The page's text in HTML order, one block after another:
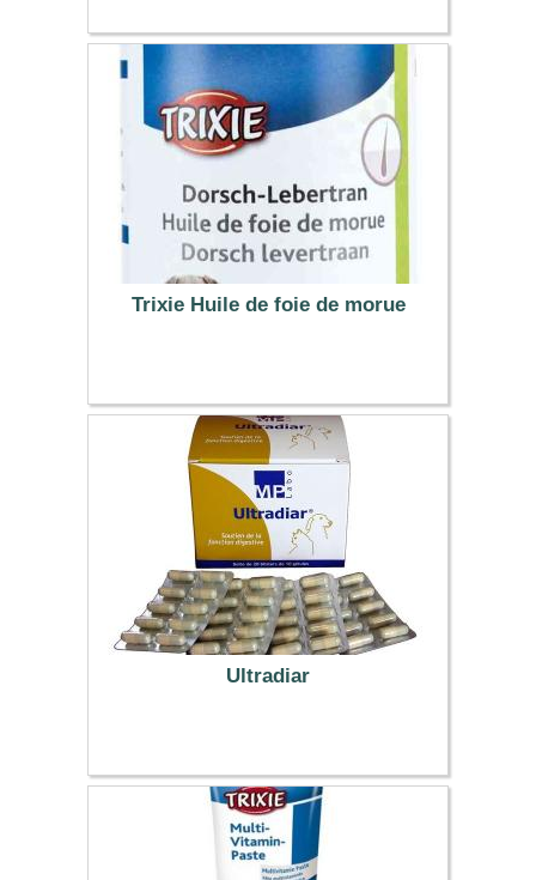
10.98 €
Trixie Huile de foie de morue
9.42 €
Ultradiar
51.29 €